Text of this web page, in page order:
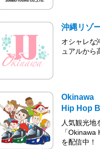
沖縄リゾ
オシャレな
ュアルから
Okinawa
Hip Hop
人気観光地
「
を配信中！